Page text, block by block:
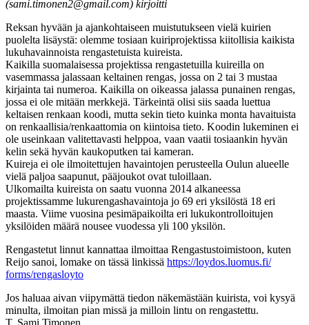
(sami.timonen2@gmail.com) kirjoitti
Reksan hyvään ja ajankohtaiseen muistutukseen vielä kuirien
puolelta lisäystä: olemme tosiaan kuiriprojektissa kiitollisia kaikista
lukuhavainnoista rengastetuista kuireista.
Kaikilla suomalaisessa projektissa rengastetuilla kuireilla on
vasemmassa jalassaan keltainen rengas, jossa on 2 tai 3 mustaa
kirjainta tai numeroa. Kaikilla on oikeassa jalassa punainen rengas,
jossa ei ole mitään merkkejä. Tärkeintä olisi siis saada luettua
keltaisen renkaan koodi, mutta sekin tieto kuinka monta havaituista
on renkaallisia/renkaattomia on kiintoisa tieto. Koodin lukeminen ei
ole useinkaan valitettavasti helppoa, vaan vaatii tosiaankin hyvän
kelin sekä hyvän kaukoputken tai kameran.
Kuireja ei ole ilmoitettujen havaintojen perusteella Oulun alueelle
vielä paljoa saapunut, pääjoukot ovat tuloillaan.
Ulkomailta kuireista on saatu vuonna 2014 alkaneessa
projektissamme lukurengashavaintoja jo 69 eri yksilöstä 18 eri
maasta. Viime vuosina pesimäpaikoilta eri lukukontrolloitujen
yksilöiden määrä nousee vuodessa yli 100 yksilön.
Rengastetut linnut kannattaa ilmoittaa Rengastustoimistoon, kuten
Reijo sanoi, lomake on tässä linkissä https://loydos.luomus.fi/
forms/rengasloyto
Jos haluaa aivan viipymättä tiedon näkemästään kuirista, voi kysyä
minulta, ilmoitan pian missä ja milloin lintu on rengastettu.
T. Sami Timonen